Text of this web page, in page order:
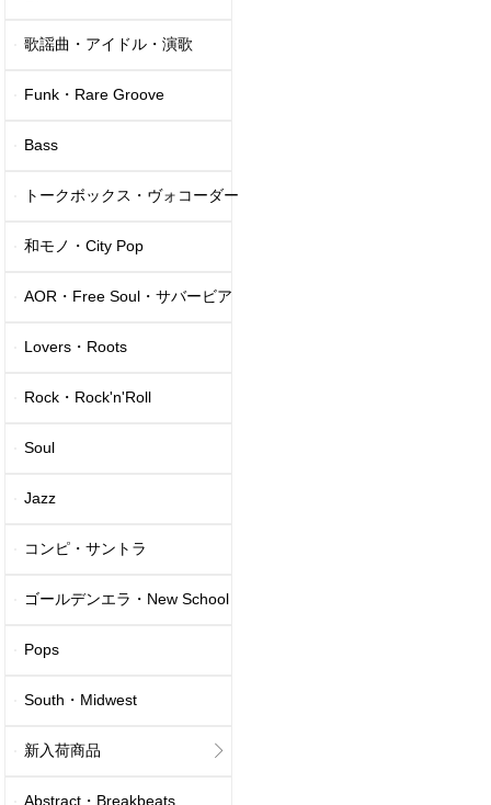
歌謡曲・アイドル・演歌
Funk・Rare Groove
Bass
トークボックス・ヴォコーダー
和モノ・City Pop
AOR・Free Soul・サバービア
Lovers・Roots
Rock・Rock'n'Roll
Soul
Jazz
コンピ・サントラ
ゴールデンエラ・New School
Pops
South・Midwest
新入荷商品
Abstract・Breakbeats